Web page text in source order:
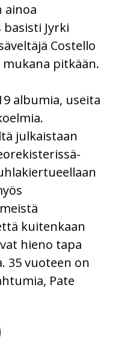
ainoa
Jyrki
Costello
pitkään.
albumia, useita
julkaistaan
kuitenkaan
hieno tapa
35 vuoteen on
Pate